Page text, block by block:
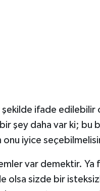
ifade edilebilir
şey daha var ki; bu
onu iyice
var demektir. Ya
olsa sizde bir